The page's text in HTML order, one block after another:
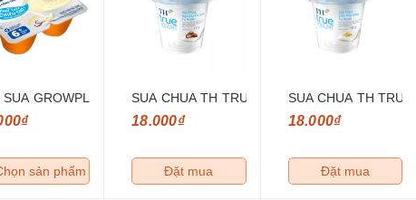
SUA GROWPLUS CHIEU CAO HUONG VANI 55G * 4H
sản phẩm
SUA CHUA TH TRUE MILK NGU COC CA CAO
18.000₫
Đặt mua
SUA CHUA TH
18.000₫
Đặt mua